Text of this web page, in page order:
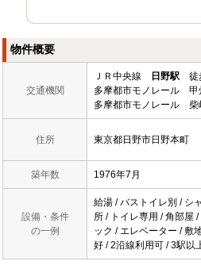
物件概要
交通機関
ＪＲ中央線 日野駅 徒
多摩都市モノレール
多摩都市モノレール
住所 東京都日野市日野本町
築年数 1976年7月
設備・条件
の一例
給湯 / バストイレ別 / シ
所 / トイレ専用 / 角部屋
ック / エレベーター / 敷
好 / 2沿線利用可 / 3駅以